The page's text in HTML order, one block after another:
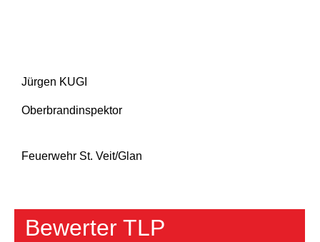
Jürgen KUGI
Oberbrandinspektor
Feuerwehr St. Veit/Glan
Bewerter TLP